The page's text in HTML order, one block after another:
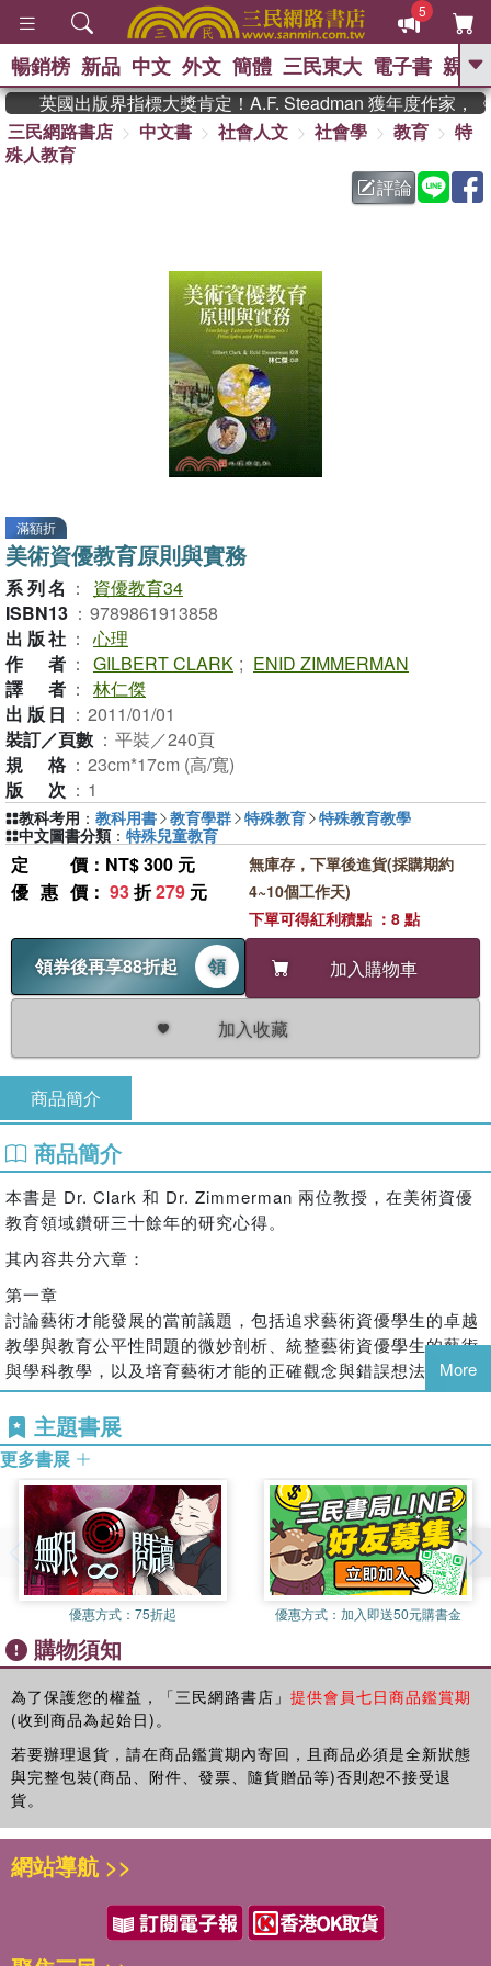
5
GO
熱搜： 東野圭吾 、 高希均教授回憶錄
暑期推薦 、 國際布克
方念華 、 台灣的李
暢銷榜 新品 中文 外文 簡體 三民東大 電子書 親子
英國出版界指標大獎肯定！A.F. Steadman 獲年度作家，
三民網路書店
中文書 社會人文 社會學 教育
特
殊人教育
評論
滿額折
美術資優教育原則與實務
系列名 ：
資優教育34
ISBN13 ： 9789861913858
出版社 ： 心理
作者 ： GILBERT CLARK ; ENID ZIMMERMAN
譯者 ： 林仁傑
出版日 ： 2011/01/01
裝訂／頁數 ： 平裝／240頁
規格 ： 23cm*17cm (高/寬)
版次 ： 1
定價 ：NT$ 300 元
優惠價 ： 93折279 元
領券後再享88折起 領 加入購物車
加入收藏
無庫存，下單後進貨(採購期約
4~10個工作天)
下單可得紅利積點 ：8 點
教科考用 ： 教科用書 教育學群 特殊教育 特殊教育教學
中文圖書分類 ： 特殊兒童教育
商品簡介
商品簡介
本書是 Dr. Clark 和 Dr. Zimmerman 兩位教授，在美術資優
教育領域鑽研三十餘年的研究心得。
其內容共分六章：
第一章
討論藝術才能發展的當前議題，包括追求藝術資優學生的卓越
教學與教育公平性問題的微妙剖析、統整藝術資優學生的藝術
與學科教學，以及培育藝術才能的正確觀念與錯誤想法。
探討藝術資優學生的鑑別和鑑別工作的相關建議。
第三章
論及藝術資優學生才能的鑑定與藝術資優學生的個案研究。
第四章
所關注的是藝術資優教育的教師特質與教學策略，以及藝術資
優教育教師的領導角色。
討論藝術資優教育課程架構，並介紹實務上的運用。
著重於導引藝術資優教育的「真實評量」，進而有計畫性的提
供教育機會與政策，本書非常值得做為當前台灣推展美術資優
教育的參考。
More
主題書展
更多書展
優惠方式： 75折起 優惠方式： 加入即送50元購書金
購物須知
為了保護您的權益，「三民網路書店」 提供會員七日商品鑑賞期
(收到商品為起始日)。
若要辦理退貨，請在商品鑑賞期內寄回，且商品必須是全新狀態
與完整包裝(商品、附件、發票、隨貨贈品等)否則恕不接受退
貨。
網站導航 >>